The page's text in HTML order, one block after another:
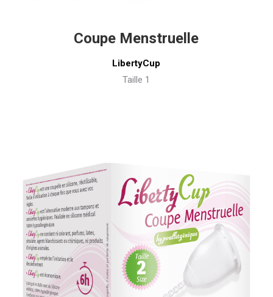
Coupe Menstruelle
LibertyCup
Taille 1